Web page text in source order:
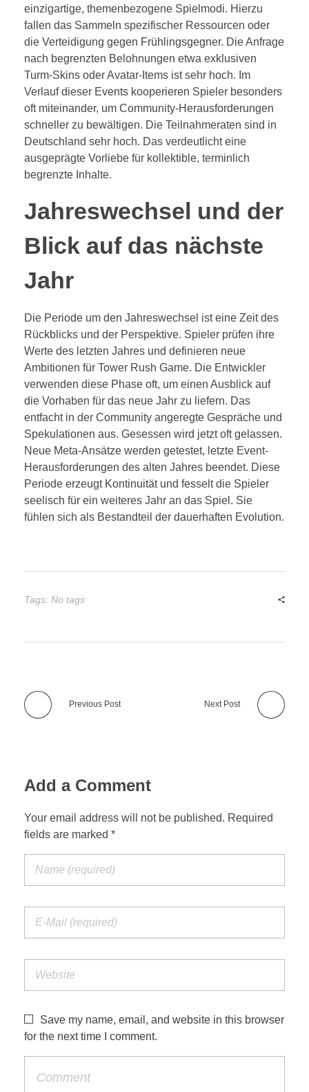
einzigartige, themenbezogene Spielmodi. Hierzu
fallen das Sammeln spezifischer Ressourcen oder
die Verteidigung gegen Frühlingsgegner. Die Anfrage
nach begrenzten Belohnungen etwa exklusiven
Turm-Skins oder Avatar-Items ist sehr hoch. Im
Verlauf dieser Events kooperieren Spieler besonders
oft miteinander, um Community-Herausforderungen
schneller zu bewältigen. Die Teilnahmeraten sind in
Deutschland sehr hoch. Das verdeutlicht eine
ausgeprägte Vorliebe für kollektible, terminlich
begrenzte Inhalte.
Jahreswechsel und der
Blick auf das nächste
Jahr
Die Periode um den Jahreswechsel ist eine Zeit des
Rückblicks und der Perspektive. Spieler prüfen ihre
Werte des letzten Jahres und definieren neue
Ambitionen für Tower Rush Game. Die Entwickler
verwenden diese Phase oft, um einen Ausblick auf
die Vorhaben für das neue Jahr zu liefern. Das
entfacht in der Community angeregte Gespräche und
Spekulationen aus. Gesessen wird jetzt oft gelassen.
Neue Meta-Ansätze werden getestet, letzte Event-
Herausforderungen des alten Jahres beendet. Diese
Periode erzeugt Kontinuität und fesselt die Spieler
seelisch für ein weiteres Jahr an das Spiel. Sie
fühlen sich als Bestandteil der dauerhaften Evolution.
Tags: No tags
Previous Post Next Post
Add a Comment
Your email address will not be published. Required
fields are marked *
Save my name, email, and website in this browser
for the next time I comment.